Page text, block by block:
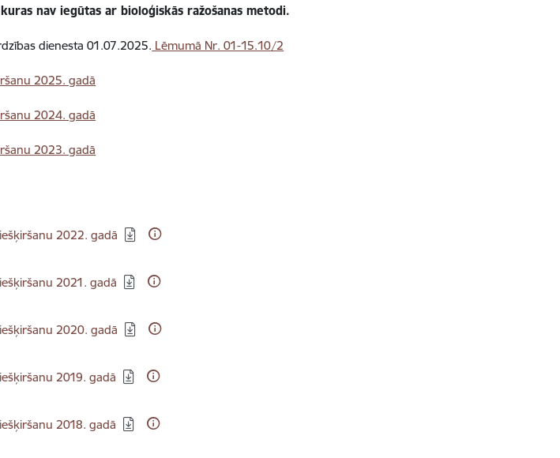
nav iegūtas ar bioloģiskās ražošanas metodi.
dienesta 01.07.2025. Lēmumā Nr. 01-15.10/2
2025. gadā
2024. gadā
2023. gadā
2022. gadā
2021. gadā
2020. gadā
2019. gadā
2018. gadā